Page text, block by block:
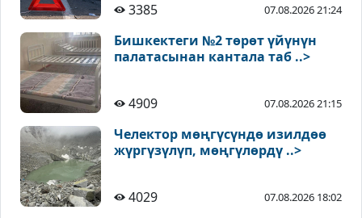
3385 07.08.2026 21:24
Бишкектеги №2 төрөт үйүнүн
палатасынан кантала таб ..>
4909 07.08.2026 21:15
Челектор мөңгүсүндө изилдөө
жүргүзүлүп, мөңгүлөрдү ..>
4029 07.08.2026 18:02